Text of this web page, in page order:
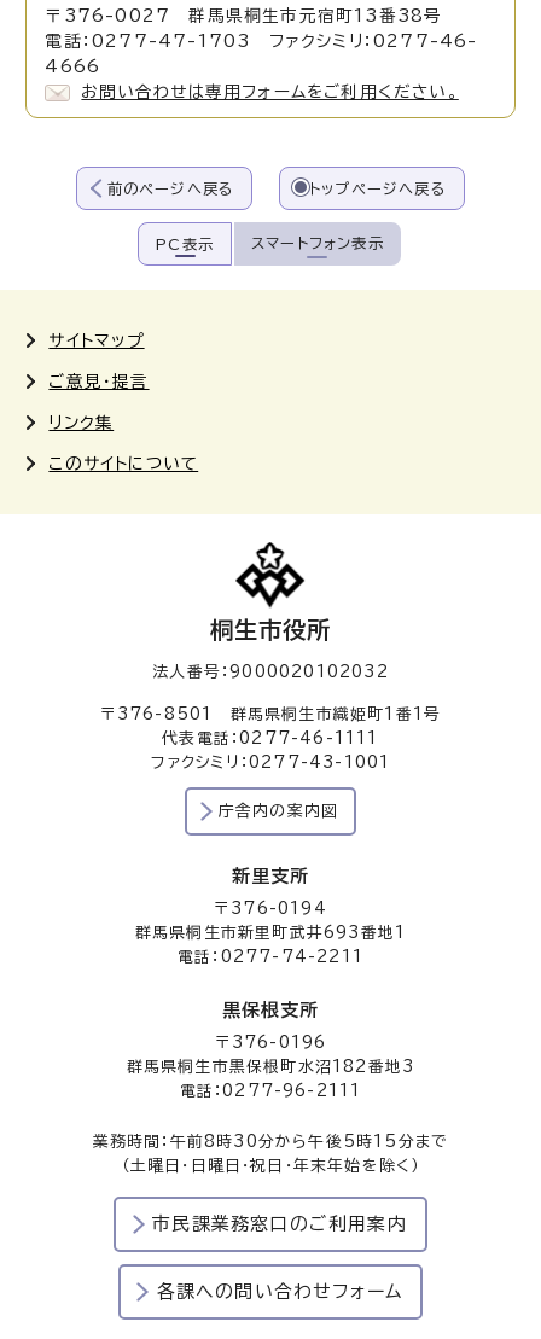
〒376-0027 群馬県桐生市元宿町13番38号
電話：0277-47-1703 ファクシミリ：0277-46-
4666
お問い合わせは専用フォームをご利用ください。
前のページへ戻る トップページへ戻る
PC表示 スマートフォン表示
サイトマップ
ご意見・提言
リンク集
このサイトについて
桐生市役所
法人番号：9000020102032
〒376-8501 群馬県桐生市織姫町1番1号
代表電話：0277-46-1111
ファクシミリ：0277-43-1001
庁舎内の案内図
新里支所
〒376-0194
群馬県桐生市新里町武井693番地1
電話：0277-74-2211
黒保根支所
〒376-0196
群馬県桐生市黒保根町水沼182番地3
電話：0277-96-2111
業務時間：午前8時30分から午後5時15分まで
（土曜日・日曜日・祝日・年末年始を除く）
市民課業務窓口のご利用案内
各課への問い合わせフォーム